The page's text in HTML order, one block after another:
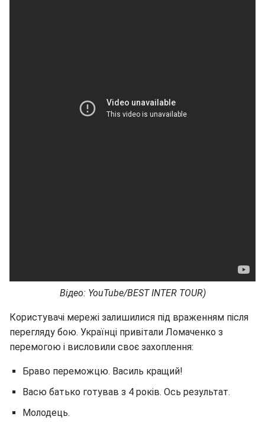
Відео: YouTube/BEST INTER TOUR)
Користувачі мережі залишилися під враженням після
перегляду бою. Українці привітали Ломаченко з
перемогою і висловили своє захоплення:
Браво переможцю. Василь кращий!
Васю батько готував з 4 років. Ось результат.
Молодець.